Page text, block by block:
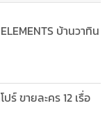
บ้านวาทิน
ขายละคร 12 เรื่อ